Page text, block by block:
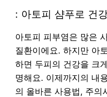
: 아토피 샴푸로 건
아토피 피부염은 많은
질환이에요. 하지만 아
하면 두피의 건강을 크
명해요. 이제까지의 내
의 올바른 사용법, 주의